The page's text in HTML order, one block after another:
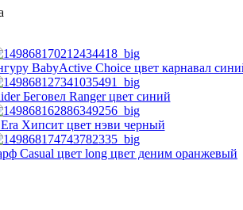
BabyActive Choice цвет карнавал
Беговел Ranger цвет синий
Хипсит цвет нэви черный
Casual цвет long цвет деним оранжевый